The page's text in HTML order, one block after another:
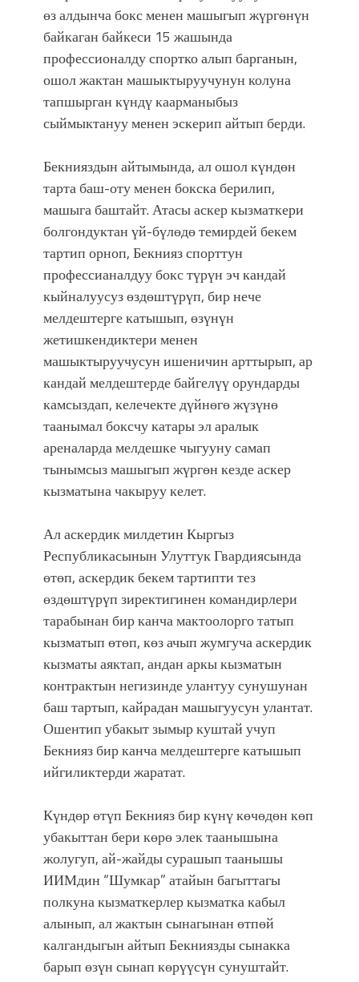
өз алдынча бокс менен машыгып жүргөнүн
байкаган байкеси 15 жашында
профессионалду спортко алып барганын,
ошол жактан машыктыруучунун колуна
тапшырган күндү каарманыбыз
сыймыктануу менен эскерип айтып берди.
Бекнияздын айтымында, ал ошол күндөн
тарта баш-оту менен бокска берилип,
машыга баштайт. Атасы аскер кызматкери
болгондуктан үй-бүлөдө темирдей бекем
тартип орноп, Бекнияз спорттун
профессианалдуу бокс түрүн эч кандай
кыйналуусуз өздөштүрүп, бир нече
мелдештерге катышып, өзүнүн
жетишкендиктери менен
машыктыруучусун ишеничин арттырып, ар
кандай мелдештерде байгелүү орундарды
камсыздап, келечекте дүйнөгө жүзүнө
таанымал боксчу катары эл аралык
ареналарда мелдешке чыгууну самап
тынымсыз машыгып жүргөн кезде аскер
кызматына чакыруу келет.
Ал аскердик милдетин Кыргыз
Республикасынын Улуттук Гвардиясында
өтөп, аскердик бекем тартипти тез
өздөштүрүп зиректигинен командирлери
тарабынан бир канча мактоолорго татып
кызматып өтөп, көз ачып жумгуча аскердик
кызматы аяктап, андан аркы кызматын
контрактын негизинде улантуу сунушунан
баш тартып, кайрадан машыгуусун улантат.
Ошентип убакыт зымыр куштай учуп
Бекнияз бир канча мелдештерге катышып
ийгиликтерди жаратат.
Күндөр өтүп Бекнияз бир күнү көчөдөн көп
убакыттан бери көрө элек таанышына
жолугуп, ай-жайды сурашып таанышы
ИИМдин “Шумкар” атайын багыттагы
полкуна кызматкерлер кызматка кабыл
алынып, ал жактын сынагынан өтпөй
калгандыгын айтып Бекниязды сынакка
барып өзүн сынап көрүүсүн сунуштайт.